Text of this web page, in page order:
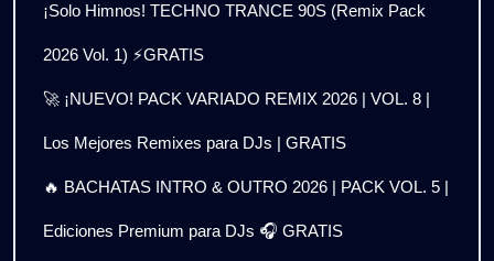
¡Solo Himnos! TECHNO TRANCE 90S (Remix Pack
2026 Vol. 1) ⚡GRATIS
🚀 ¡NUEVO! PACK VARIADO REMIX 2026 | VOL. 8 |
Los Mejores Remixes para DJs | GRATIS
🔥 BACHATAS INTRO & OUTRO 2026 | PACK VOL. 5 |
Ediciones Premium para DJs 🎧 GRATIS